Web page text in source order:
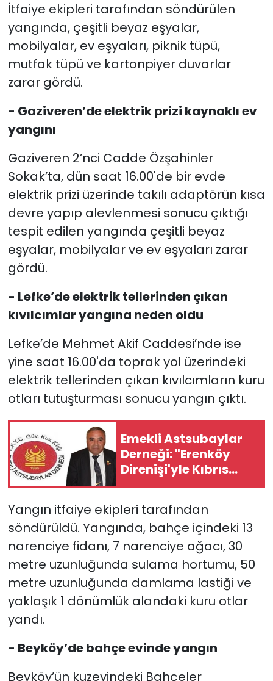
İtfaiye ekipleri tarafından söndürülen
yangında, çeşitli beyaz eşyalar,
mobilyalar, ev eşyaları, piknik tüpü,
mutfak tüpü ve kartonpiyer duvarlar
zarar gördü.
- Gaziveren’de elektrik prizi kaynaklı ev
yangını
Gaziveren 2’nci Cadde Özşahinler
Sokak’ta, dün saat 16.00'de bir evde
elektrik prizi üzerinde takılı adaptörün kısa
devre yapıp alevlenmesi sonucu çıktığı
tespit edilen yangında çeşitli beyaz
eşyalar, mobilyalar ve ev eşyaları zarar
gördü.
- Lefke’de elektrik tellerinden çıkan
kıvılcımlar yangına neden oldu
Lefke’de Mehmet Akif Caddesi’nde ise
yine saat 16.00'da toprak yol üzerindeki
elektrik tellerinden çıkan kıvılcımların kuru
otları tutuşturması sonucu yangın çıktı.
Emekli Astsubaylar
Derneği: "Erenköy
Direnişi'yle Kıbrıs
Türk halkı
vazgeçmeyeceğini
dünyaya ilan etti"
Yangın itfaiye ekipleri tarafından
söndürüldü. Yangında, bahçe içindeki 13
narenciye fidanı, 7 narenciye ağacı, 30
metre uzunluğunda sulama hortumu, 50
metre uzunluğunda damlama lastiği ve
yaklaşık 1 dönümlük alandaki kuru otlar
yandı.
- Beyköy’de bahçe evinde yangın
Beyköy’ün kuzeyindeki Bahçeler